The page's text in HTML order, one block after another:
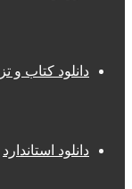
دانلود کتاب و تز
دانلود استاندارد